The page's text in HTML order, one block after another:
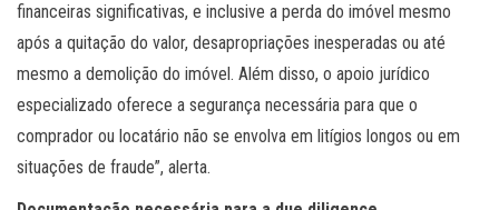
financeiras significativas, e inclusive a perda do imóvel mesmo
após a quitação do valor, desapropriações inesperadas ou até
mesmo a demolição do imóvel. Além disso, o apoio jurídico
especializado oferece a segurança necessária para que o
comprador ou locatário não se envolva em litígios longos ou em
situações de fraude”, alerta.